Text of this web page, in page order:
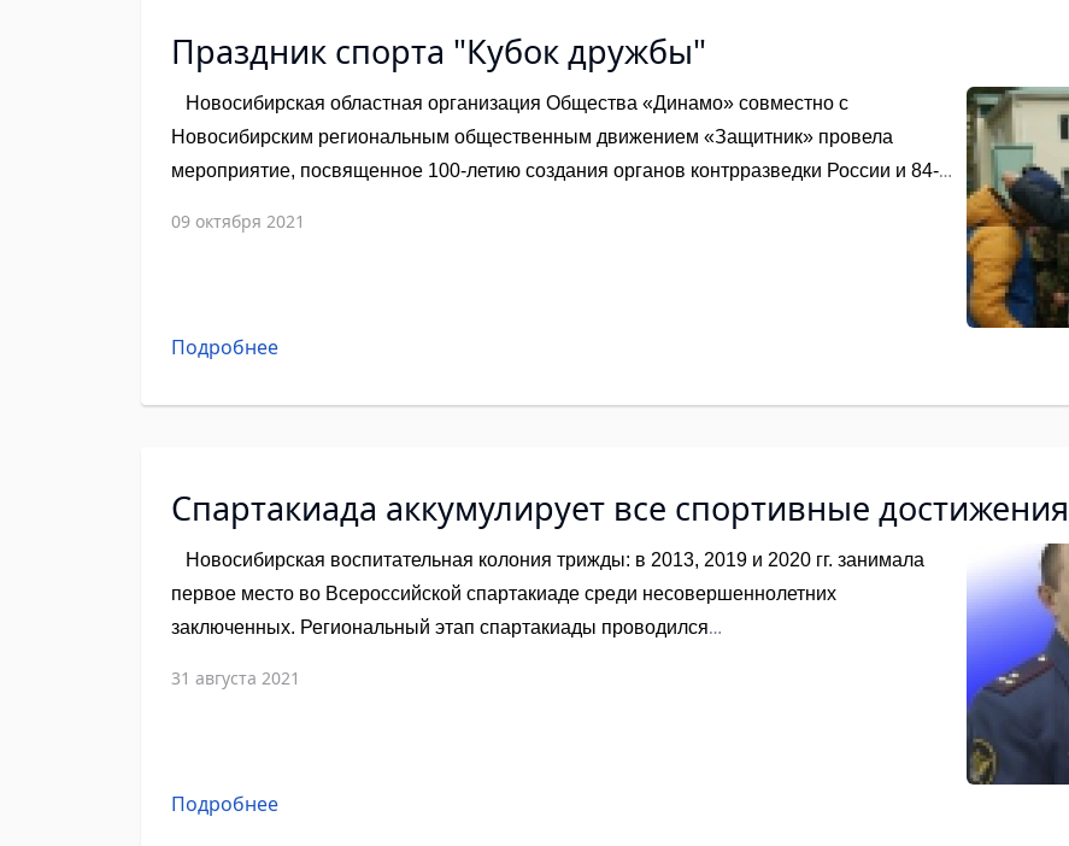
Праздник спорта "Кубок дружбы"
Новосибирская областная организация Общества «Динамо» совместно с
Новосибирским региональным общественным движением «Защитник» провела
мероприятие, посвященное 100-летию создания органов контрразведки России и 84-й
спортивный праздник «Кубок дружбы».
09 октября 2021
Подробнее
Спартакиада аккумулирует все спортивные достижения
Новосибирская воспитательная колония трижды: в 2013, 2019 и 2020 гг. занимала
первое место во Всероссийской спартакиаде среди несовершеннолетних
заключенных. Региональный этап спартакиады проводился
России по Новосибирской области.
31 августа 2021
Подробнее